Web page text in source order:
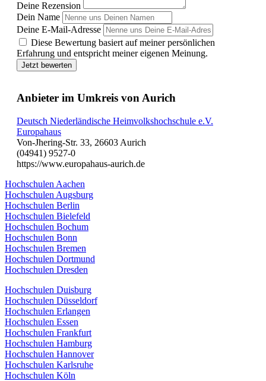
Deine Rezension
Dein Name
Deine E-Mail-Adresse
Diese Bewertung basiert auf meiner persönlichen
Erfahrung und entspricht meiner eigenen Meinung.
Jetzt bewerten
Anbieter im Umkreis von Aurich
Deutsch Niederländische Heimvolkshochschule e.V.
Europahaus
Von-Jhering-Str. 33, 26603 Aurich
(04941) 9527-0
https://www.europahaus-aurich.de
Hochschulen Aachen
Hochschulen Augsburg
Hochschulen Berlin
Hochschulen Bielefeld
Hochschulen Bochum
Hochschulen Bonn
Hochschulen Bremen
Hochschulen Dortmund
Hochschulen Dresden
Hochschulen Duisburg
Hochschulen Düsseldorf
Hochschulen Erlangen
Hochschulen Essen
Hochschulen Frankfurt
Hochschulen Hamburg
Hochschulen Hannover
Hochschulen Karlsruhe
Hochschulen Köln